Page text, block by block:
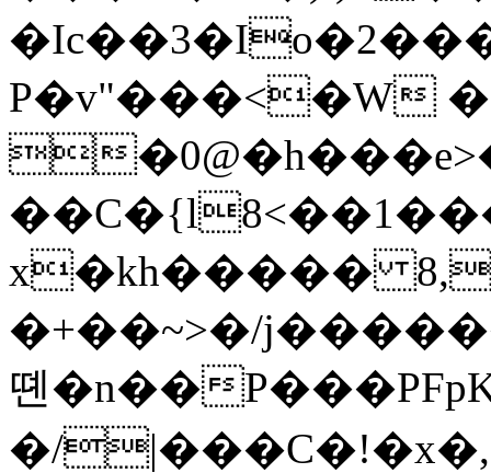
P�v"���<�W

x�kh�����
�+��~>�/
뗸�n��
�/